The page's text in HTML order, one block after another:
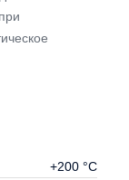
+200 °С